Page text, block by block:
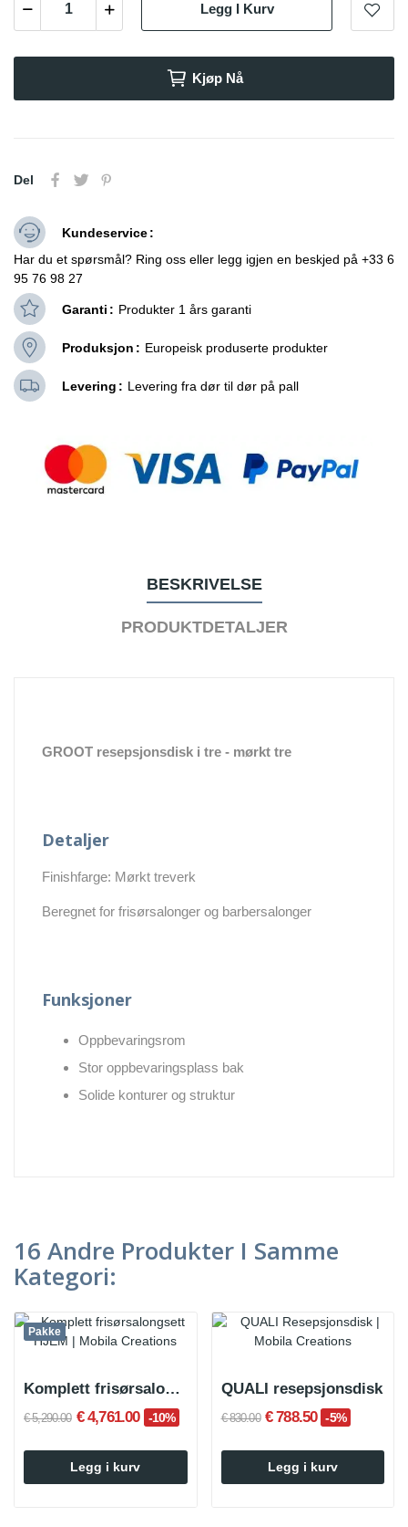
Legg I Kurv
Kjøp Nå
Del
Kundeservice
Har du et spørsmål? Ring oss eller legg igjen en beskjed på +33 6
95 76 98 27
Garanti Produkter 1 års garanti
Produksjon Europeisk produserte produkter
Levering Levering fra dør til dør på pall
BESKRIVELSE
PRODUKTDETALJER
GROOT resepsjonsdisk i tre - mørkt tre
Detaljer
Finishfarge: Mørkt treverk
Beregnet for frisørsalonger og barbersalonger
Funksjoner
Oppbevaringsrom
Stor oppbevaringsplass bak
Solide konturer og struktur
16 Andre Produkter I Samme
Kategori:
Pakke
Komplett frisørsalongsett HJEM
€ 5,290.00 € 4,761.00 -10%
Legg i kurv
QUALI resepsjonsdisk
€ 830.00 € 788.50 -5%
Legg i kurv